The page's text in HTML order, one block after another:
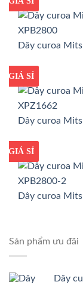
Dây curoa
GIÁ TỐT
GIÁ SỈ
Dây curoa
GIÁ TỐT
GIÁ SỈ
Dây curoa
Sản phẩm ưu đãi
Dây